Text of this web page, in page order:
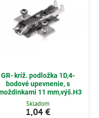
GR- kríž. podložka 1D,4-
bodové upevnenie, s
11 mm,výš.H3
Skladom
1,04 €